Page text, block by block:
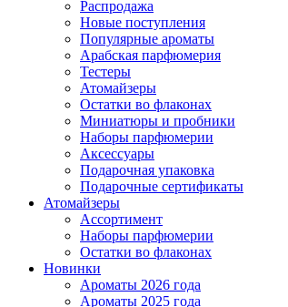
Распродажа
Новые поступления
Популярные ароматы
Арабская парфюмерия
Тестеры
Атомайзеры
Остатки во флаконах
Миниатюры и пробники
Наборы парфюмерии
Аксессуары
Подарочная упаковка
Подарочные сертификаты
Атомайзеры
Ассортимент
Наборы парфюмерии
Остатки во флаконах
Новинки
Ароматы 2026 года
Ароматы 2025 года